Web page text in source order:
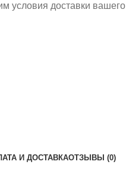
условия доставки вашего
И ДОСТАВКАОТЗЫВЫ (0)